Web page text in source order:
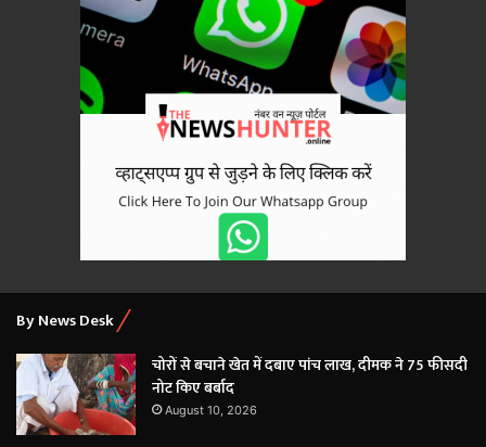
By News Desk
चोरों से बचाने खेत में दबाए पांच लाख, दीमक ने 75 फीसदी
नोट किए बर्बाद
August 10, 2026